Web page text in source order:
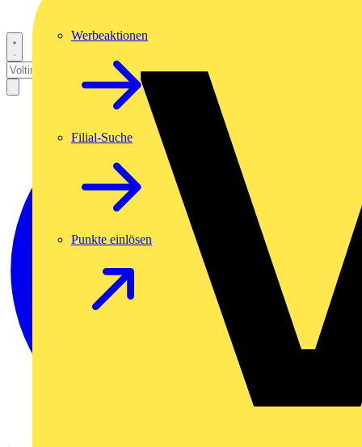
Werbeaktionen
Filial-Suche
Punkte einlösen